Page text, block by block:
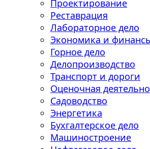
Проектирование
Реставрация
Лабораторное дело
Экономика и
Горное дело
Делопроизводство
Транспорт и дороги
Оценочная
Садоводство
Энергетика
Бухгалтерское дело
Машиностроение